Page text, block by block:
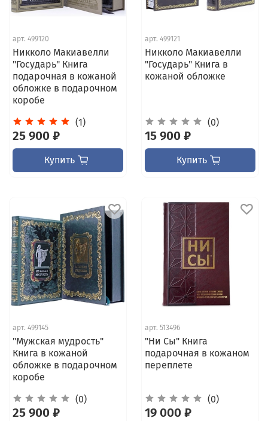
арт. 499120
Никколо Макиавелли
"Государь" Книга
подарочная в кожаной
обложке в подарочном
коробе
(1)
25 900 ₽
Купить
арт. 499121
Никколо Макиавелли
"Государь" Книга в
кожаной обложке
(0)
15 900 ₽
Купить
арт. 499145
"Мужская мудрость"
Книга в кожаной
обложке в подарочном
коробе
(0)
25 900 ₽
арт. 513496
"Ни Сы" Книга
подарочная в кожаном
переплете
(0)
19 000 ₽